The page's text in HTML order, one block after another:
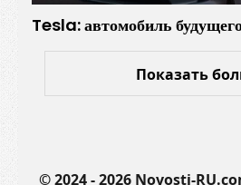
Tesla: автомобиль
Показать
© 2024 - 2026 Novosti-